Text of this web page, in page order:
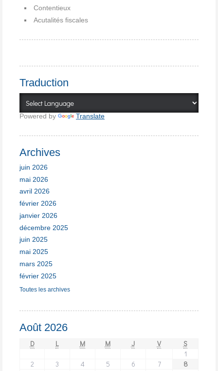
Contentieux
Acutalités fiscales
Traduction
Powered by Translate
Archives
juin 2026
mai 2026
avril 2026
février 2026
janvier 2026
décembre 2025
juin 2025
mai 2025
mars 2025
février 2025
Toutes les archives
Août 2026
D L M M J V
S
1
2
3 4 5 6 7
8